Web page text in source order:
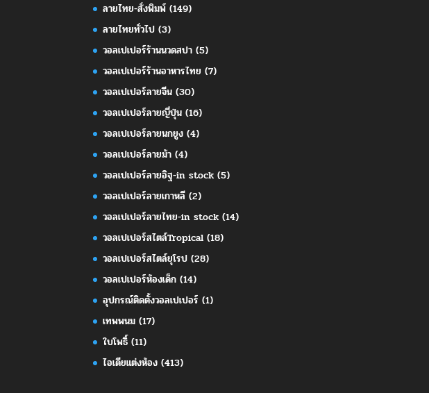
ลายไทย-สั่งพิมพ์ (149)
ลายไทยทั่วไป (3)
วอลเปเปอร์ร้านนวดสปา (5)
วอลเปเปอร์ร้านอาหารไทย (7)
วอลเปเปอร์ลายจีน (30)
วอลเปเปอร์ลายญี่ปุ่น (16)
วอลเปเปอร์ลายนกยูง (4)
วอลเปเปอร์ลายม้า (4)
วอลเปเปอร์ลายอิฐ-in stock (5)
วอลเปเปอร์ลายเกาหลี (2)
วอลเปเปอร์ลายไทย-in stock (14)
วอลเปเปอร์สไตล์Tropical (18)
วอลเปเปอร์สไตล์ยุโรป (28)
วอลเปเปอร์ห้องเด็ก (14)
อุปกรณ์ติดตั้งวอลเปเปอร์ (1)
เทพพนม (17)
ใบโพธิ์ (11)
ไอเดียแต่งห้อง (413)